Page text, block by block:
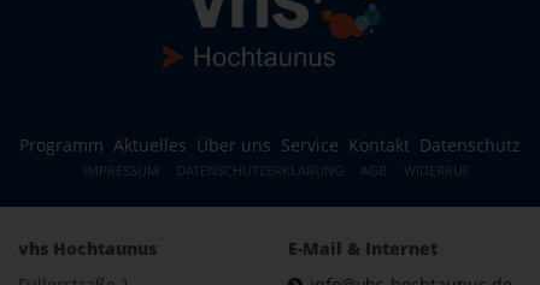
Programm Aktuelles Über uns Service Kontakt Datenschutz
IMPRESSUM DATENSCHUTZERKLÄRUNG AGB WIDERRUF
vhs Hochtaunus
E-Mail & Internet